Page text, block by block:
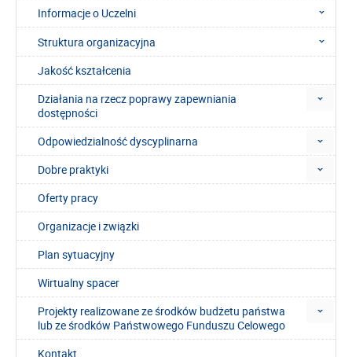
Informacje o Uczelni
Struktura organizacyjna
Jakość kształcenia
Działania na rzecz poprawy zapewniania
dostępności
Odpowiedzialność dyscyplinarna
Dobre praktyki
Oferty pracy
Organizacje i związki
Plan sytuacyjny
Wirtualny spacer
Projekty realizowane ze środków budżetu państwa
lub ze środków Państwowego Funduszu Celowego
Kontakt